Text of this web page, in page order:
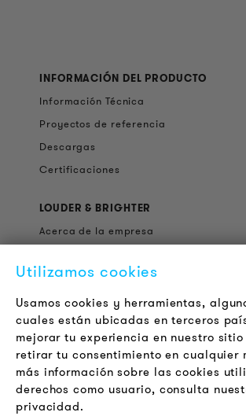
INFORMACIÓN DEL PRODUCTO
Información Técnica
Proyectos de referencia
Descargas
Certificaciones
LOUDER & BRIGHTER
Acerca de la empresa
Jobs
Boletín
LEGAL
Terminos y Condiciones Generales
Aviso de Privacidad
Pie de Imprenta
Utilizamos cookies
Usamos cookies y herramientas,
cuales están ubicadas en terceros
mejorar tu experiencia en nuestro sitio
retirar tu consentimiento en cualquier
más información sobre las cookies
derechos como usuario, consulta
privacidad.